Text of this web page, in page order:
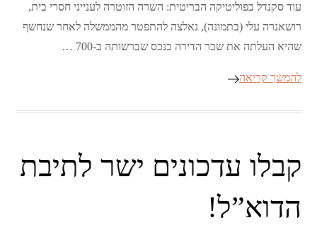
עוד סקנדל בפוליטיקה הבריטית: השרה הזוטרה לענייני חסרי בית,
רושאנרה עלי (בתמונה), נאלצה להתפטר מהממשלה לאחר שנחשף
שהיא העלתה את שכר הדירה בנכס שברשותה ב-700 …
להמשך קריאה
קבלו עדכונים ישר לתיבת
הדוא”ל!